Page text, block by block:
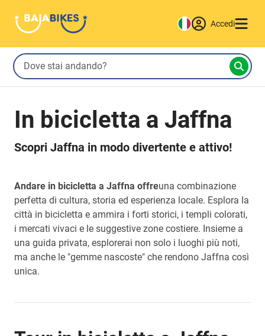
Accedi
In bicicletta a Jaffna
Scopri Jaffna in modo divertente e attivo!
Andare in bicicletta a Jaffna offreuna combinazione
perfetta di cultura, storia ed esperienza locale. Esplora la
città in bicicletta e ammira i forti storici, i templi colorati,
i mercati vivaci e le suggestive zone costiere. Insieme a
una guida privata, esplorerai non solo i luoghi più noti,
ma anche le "gemme nascoste" che rendono Jaffna così
unica.